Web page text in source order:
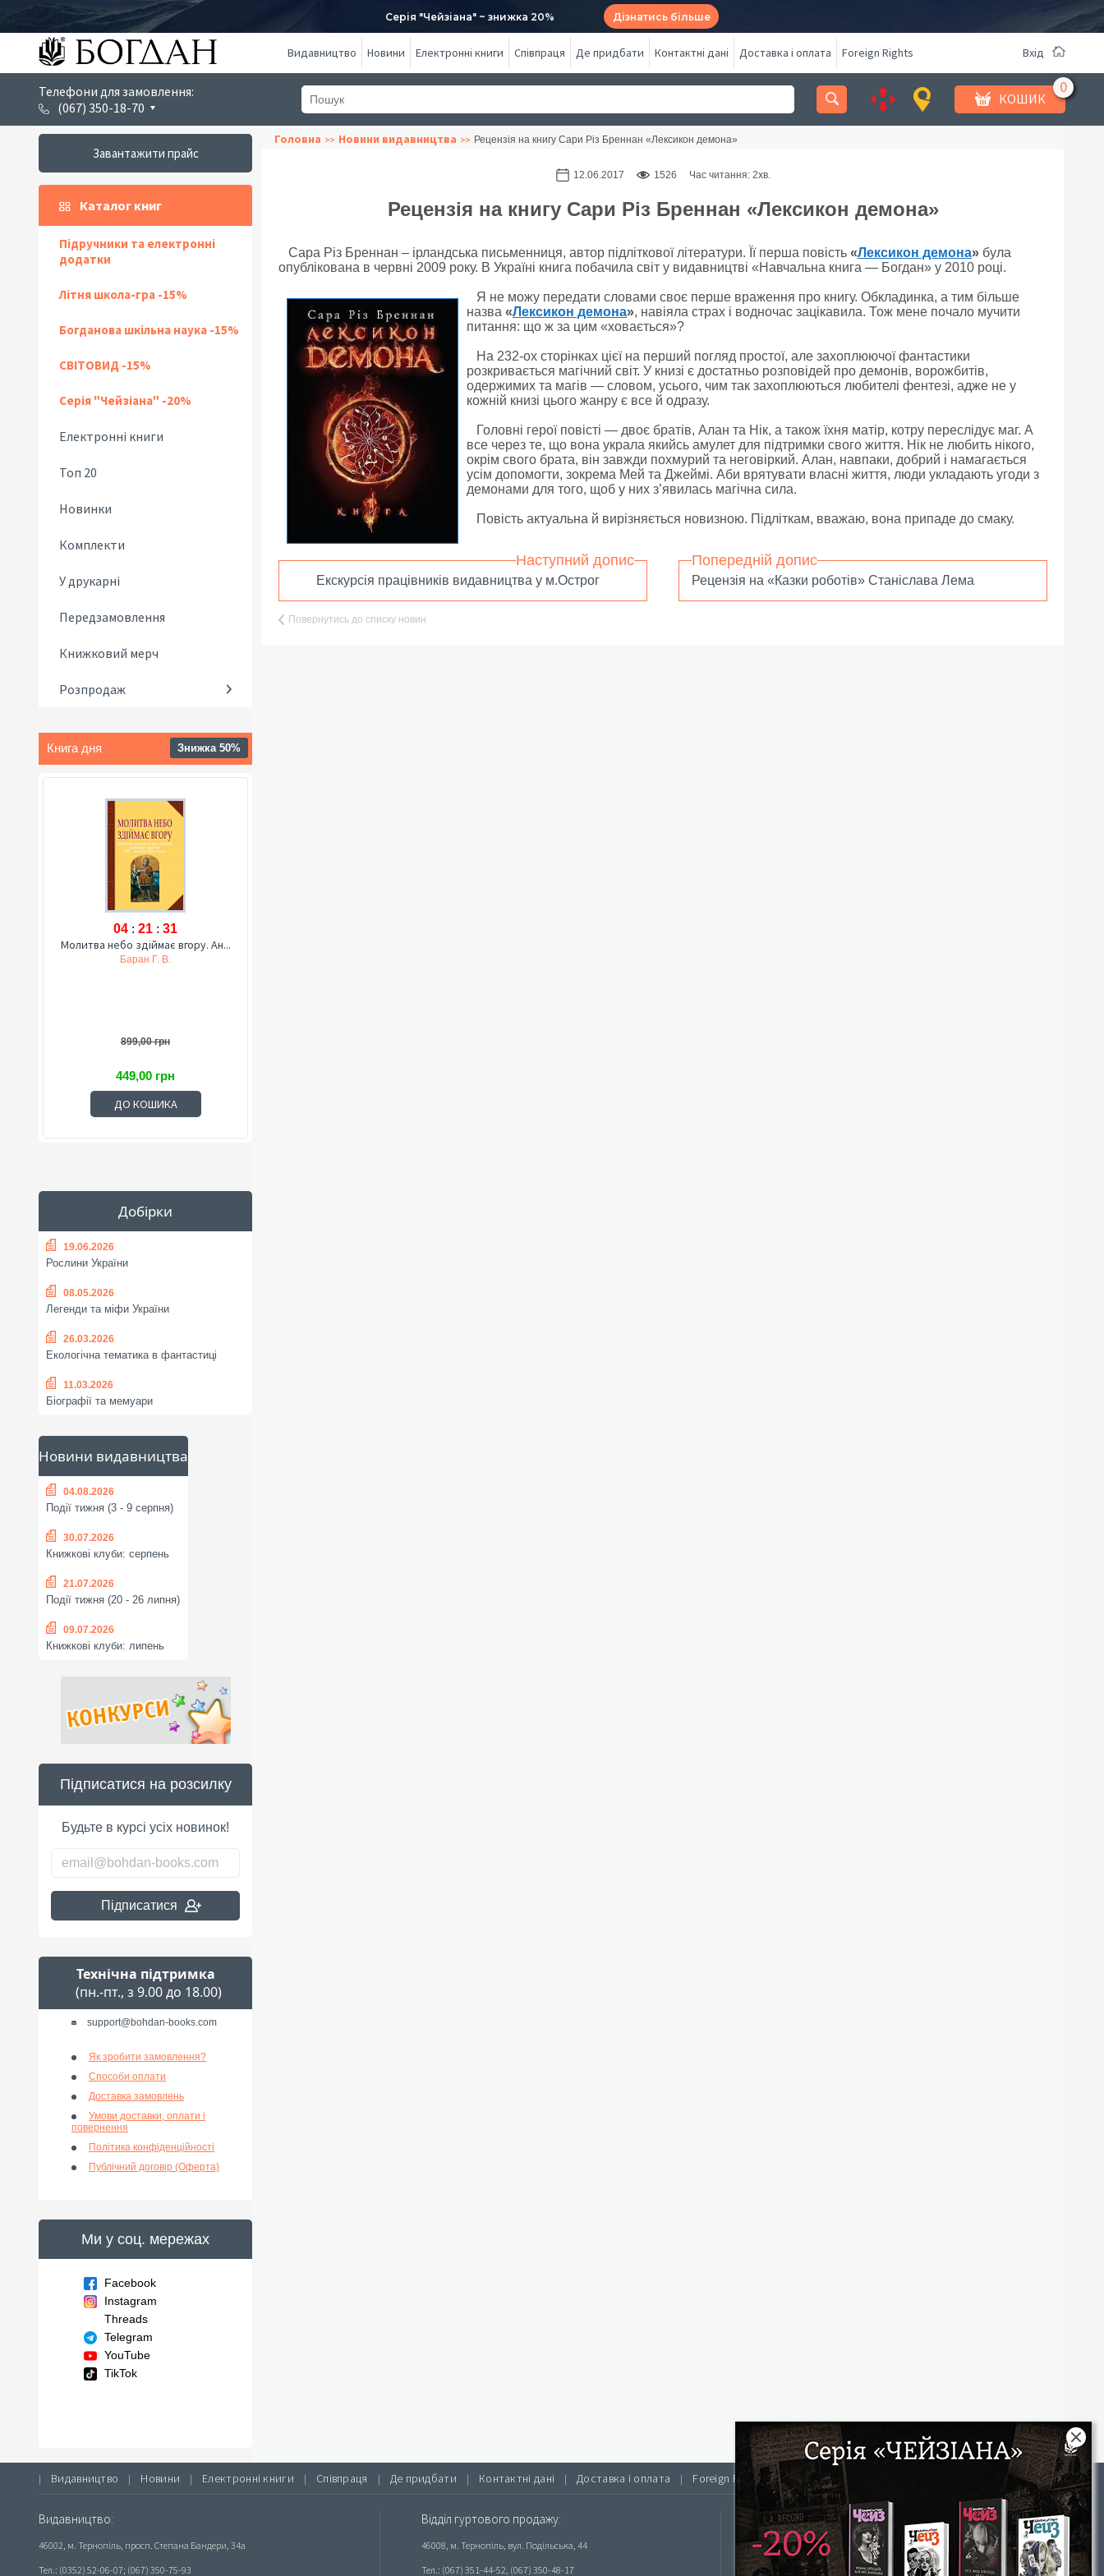
Серія "Чейзіана" ~ знижка 20% Дізнатись більше
Видавництво Новини Електронні книги Співпраця Де придбати Контактні дані Доставка і оплата Foreign Rights Вхід
Телефони для замовлення:
(067) 350-18-70
КОШИК
Завантажити прайс
Каталог книг
Підручники та електронні
додатки
Літня школа-гра -15%
Богданова шкільна наука -15%
СВІТОВИД -15%
Серія "Чейзіана" -20%
Електронні книги
Топ 20
Новинки
Комплекти
У друкарні
Передзамовлення
Книжковий мерч
Розпродаж
Книга дня Знижка 50%
04 : 21 : 30
Молитва небо здіймає вгору. Ан...
Баран Г. В.
899,00 грн
449,00 грн
ДО КОШИКА
Добірки
19.06.2026
Рослини України
08.05.2026
Легенди та міфи України
26.03.2026
Екологічна тематика в фантастиці
11.03.2026
Біографії та мемуари
Новини видавництва
04.08.2026
Події тижня (3 - 9 серпня)
30.07.2026
Книжкові клуби: серпень
21.07.2026
Події тижня (20 - 26 липня)
09.07.2026
Книжкові клуби: липень
Підписатися на розсилку
Будьте в курсі усіх новинок!
Підписатися
Технічна підтримка
(пн.-пт., з 9.00 до 18.00)
support@bohdan-books.com
Як зробити замовлення?
Способи оплати
Доставка замовлень
Умови доставки, оплати і
повернення
Політика конфіденційності
Публічний договір (Оферта)
Ми у соц. мережах
Facebook
Instagram
Threads
Telegram
YouTube
TikTok
Головна Новини видавництва Рецензія на книгу Сари Різ Бреннан «Лексикон демона»
12.06.2017 1526 Час читання: 2хв.
Рецензія на книгу Сари Різ Бреннан «Лексикон демона»
Сара Різ Бреннан – ірландська письменниця, автор підліткової літератури. Її перша повість «Лексикон демона» була
опублікована в червні 2009 року. В Україні книга побачила світ у видавництві «Навчальна книга — Богдан» у 2010 році.
Я не можу передати словами своє перше враження про книгу. Обкладинка, а тим більше
назва «Лексикон демона», навіяла страх і водночас зацікавила. Тож мене почало мучити
питання: що ж за цим «ховається»?
На 232-ох сторінках цієї на перший погляд простої, але захоплюючої фантастики
розкривається магічний світ. У книзі є достатньо розповідей про демонів, ворожбитів,
одержимих та магів — словом, усього, чим так захоплюються любителі фентезі, адже не у
кожній книзі цього жанру є все й одразу.
Головні герої повісті — двоє братів, Алан та Нік, а також їхня матір, котру переслідує маг. А
все через те, що вона украла якийсь амулет для підтримки свого життя. Нік не любить нікого,
окрім свого брата, він завжди похмурий та неговіркий. Алан, навпаки, добрий і намагається
усім допомогти, зокрема Мей та Джеймі. Аби врятувати власні життя, люди укладають угоди з
демонами для того, щоб у них з’явилась магічна сила.
Повість актуальна й вирізняється новизною. Підліткам, вважаю, вона припаде до смаку.
Наступний допис
Екскурсія працівників видавництва у м.Острог
Попередній допис
Рецензія на «Казки роботів» Станіслава Лема
Повернутись до списку новин
| Видавництво | Новини | Електронні книги | Співпраця | Де придбати | Контактні дані | Доставка і оплата | Foreign Rights |
Видавництво:
46002, м. Тернопіль, просп. Степана Бандери, 34а
Тел.: (0352) 52-06-07; (067) 350-75-93
Відділ гуртового продажу:
46008, м. Тернопіль, вул. Подільська, 44
Тел.: (067) 351-44-52, (067) 350-48-17
Інтернет-магазин «Видавництво Богдан»:
46018, м. Тернопіль, А/С 529
Тел.: (067) 350-18-70, (066) 727-17-62